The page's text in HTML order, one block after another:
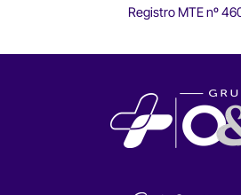
Registro MTE nº